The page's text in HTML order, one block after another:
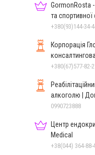
GormonRosta -
та спортивної
+380(93)144-34-
Корпорація
+380(67)577-82-
алкоголю |
ReaLife
0990723888
Центр
Medical
+38(044) 364-